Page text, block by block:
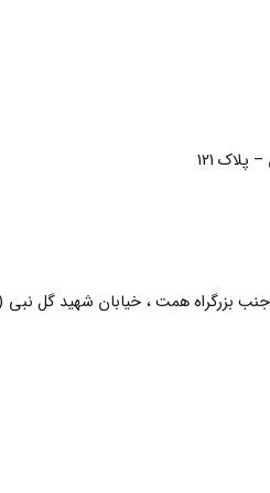
121
، جنب بزرگراه همت ، خیابان شهید گل